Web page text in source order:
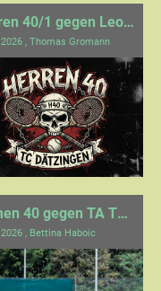
Herren 40/1 gegen Leonberg/Eltingen
, Thomas Gromann
Damen 40 gegen TA TSV Birkach
, Bettina Haboic